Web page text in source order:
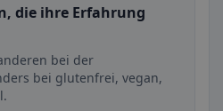
die ihre Erfahrung
bei der
bei glutenfrei, vegan,